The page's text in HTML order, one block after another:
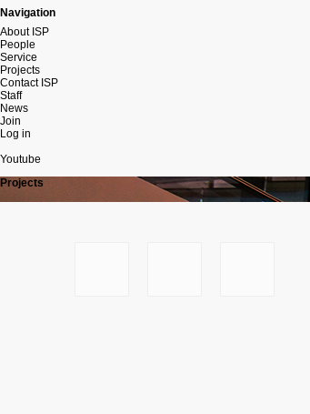
Navigation
About ISP
People
Service
Projects
Contact ISP
Staff
News
Join
Log in
Youtube
Projects